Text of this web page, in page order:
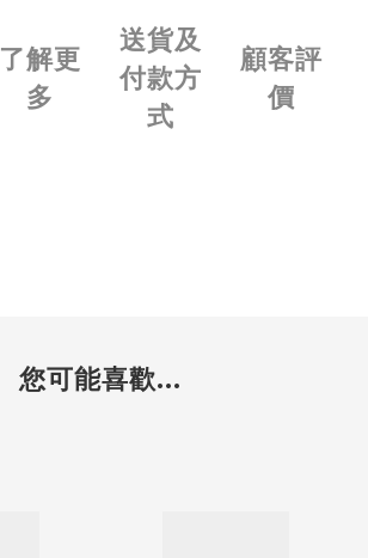
了解更
多
送貨及
付款方
式
顧客評
價
您可能喜歡...